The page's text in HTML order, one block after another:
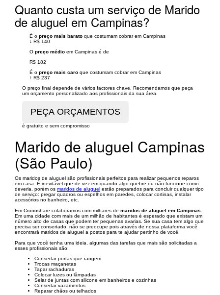
Quanto custa um serviço de Marido
de aluguel em Campinas?
É o preço mais barato que costumam cobrar em Campinas
↓ R$ 140
O preço médio em Campinas é de
R$ 182
É o preço mais caro que costumam cobrar em Campinas
↑ R$ 237
O preço final depende de vários factores chave. Recomendamos que peça
um orçamento personalizado aos profissionais da sua área.
é gratuito e sem compromisso
Marido de aluguel Campinas
(São Paulo)
Os maridos de aluguel são profissionais perfeitos para realizar pequenos reparos
em casa. É inevitável que de vez em quando algo quebre ou não funcione como
deveria, porém os maridos de aluguel estão preparados para concluir qualquer tipo
de serviço: pregar quadros ou espelhos em paredes, colocar cortinas, instalar
acessórios no banheiro, etc.
Em Cronoshare colaboramos com milhares de maridos de aluguel em Campinas
Em uma cidade com mais de um milhão de habitantes é esperado que existam um
número alto de casas que podem ter pequenas avarias. Se sua casa tem algo que
precisa ser consertado, não se preocupe pois através de nossa plataforma você
encontrará maridos de aluguel a postos para te ajudar pertinho de você.
Para que você tenha uma ideia, algumas das tarefas que mais são solicitadas a
esses profissionais são:
Consertar portas que rangem
Trocas maçanetas
Tapar rachaduras
Colocar luzes ou lâmpadas
Selar de juntas com silicone em banheiros e cozinhas
Consertar vazamentos
Reparar chãos ou telhados